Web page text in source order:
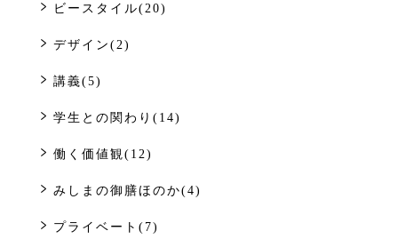
ビースタイル(20)
デザイン(2)
講義(5)
学生との関わり(14)
働く価値観(12)
みしまの御膳ほのか(4)
プライベート(7)